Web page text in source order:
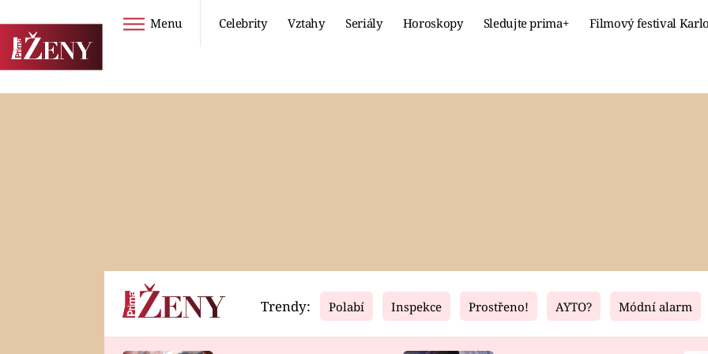
Menu Celebrity Vztahy Seriály Horoskopy Sledujte prima+ Filmový festival
Horoskopy Video Fresh Living
Trendy: Polabí Inspekce Prostřeno! AYTO? Módní alarm